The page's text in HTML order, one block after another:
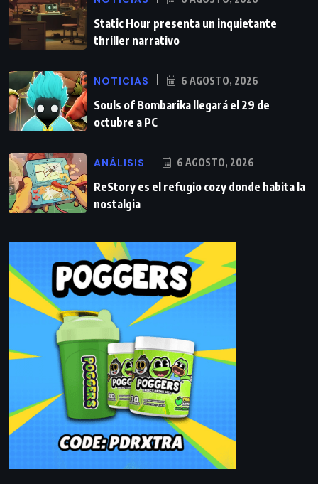
Static Hour presenta un inquietante
thriller narrativo
NOTICIAS 6 AGOSTO, 2026
Souls of Bombarika llegará el 29 de
octubre a PC
ANÁLISIS 6 AGOSTO, 2026
ReStory es el refugio cozy donde habita la
nostalgia